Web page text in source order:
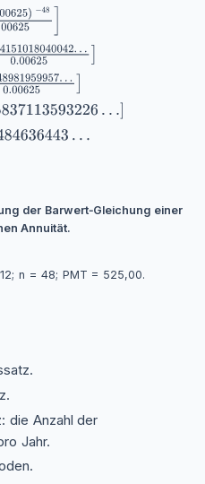
der Barwert‑Gleichung einer
Annuität.
n = 48; PMT = 525,00.
die Anzahl der
Jahr.